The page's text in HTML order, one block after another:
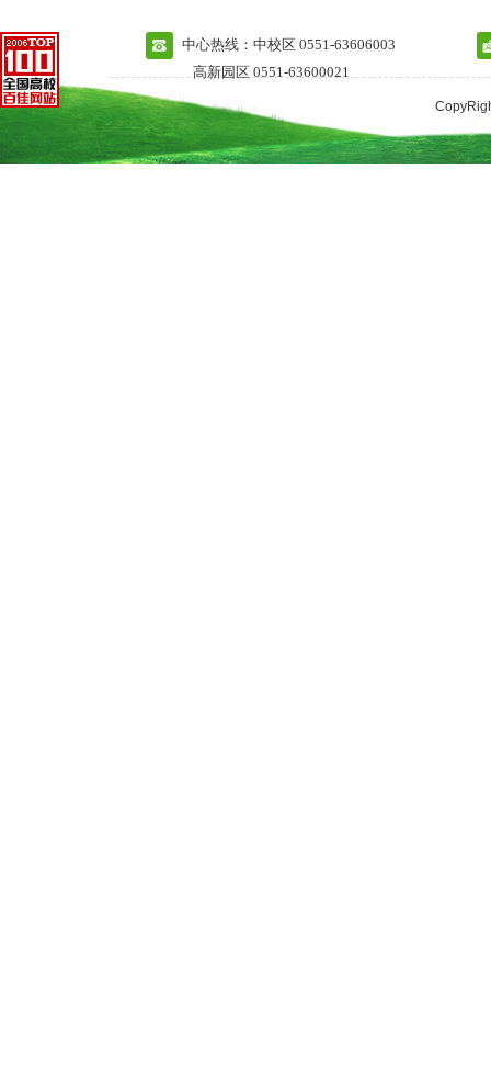
中心热线：中校区 0551-63606003
高新园区 0551-63600021